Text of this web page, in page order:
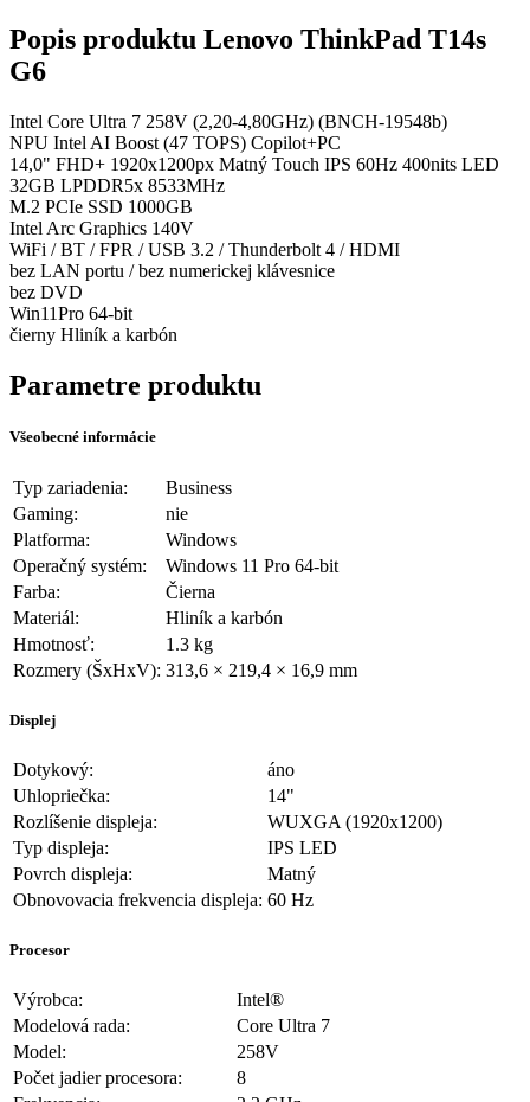
Popis produktu Lenovo ThinkPad T14s
G6
Intel Core Ultra 7 258V (2,20-4,80GHz) (BNCH-19548b)
NPU Intel AI Boost (47 TOPS) Copilot+PC
14,0" FHD+ 1920x1200px Matný Touch IPS 60Hz 400nits LED
32GB LPDDR5x 8533MHz
M.2 PCIe SSD 1000GB
Intel Arc Graphics 140V
WiFi / BT / FPR / USB 3.2 / Thunderbolt 4 / HDMI
bez LAN portu / bez numerickej klávesnice
bez DVD
Win11Pro 64-bit
čierny Hliník a karbón
Parametre produktu
Všeobecné informácie
Typ zariadenia:
Business
Gaming:
nie
Platforma:
Windows
Operačný systém:
Windows 11 Pro 64-bit
Farba:
Čierna
Materiál:
Hliník a karbón
Hmotnosť:
1.3 kg
Rozmery (ŠxHxV): 313,6 × 219,4 × 16,9 mm
Displej
Dotykový:
áno
Uhlopriečka:
14"
Rozlíšenie displeja:
WUXGA (1920x1200)
Typ displeja:
IPS LED
Povrch displeja:
Matný
Obnovovacia frekvencia displeja: 60 Hz
Procesor
Výrobca:
Intel®
Modelová rada:
Core Ultra 7
Model:
258V
Počet jadier procesora:
8